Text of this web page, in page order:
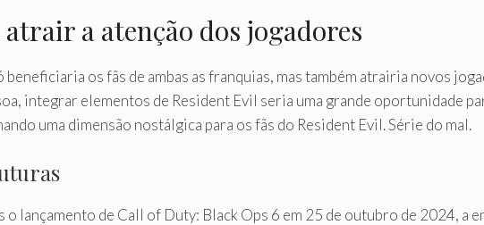
a atenção dos jogadores
beneficiaria os fãs de ambas as franquias, mas também atrairia novos
integrar elementos de Resident Evil seria uma grande oportunidade
uma dimensão nostálgica para os fãs do Resident Evil. Série do mal.
o lançamento de Call of Duty: Black Ops 6 em 25 de outubro de 2024, a